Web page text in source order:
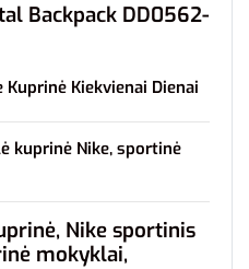
Backpack DD0562-
Kiekvienai Dienai
kuprinė Nike, sportinė
Nike sportinis
mokyklai,